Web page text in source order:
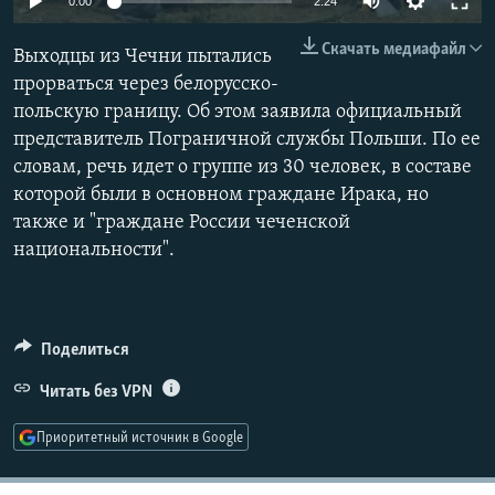
РАСПИСАНИЕ ВЕЩАНИЯ
ПОДПИШИТЕСЬ НА РАССЫЛКУ
СОЦИАЛЬНЫЕ СЕТИ
Скачать медиафайл
Выходцы из Чечни пытались
прорваться через белорусско-
польскую границу. Об этом заявила официальный
представитель Пограничной службы Польши. По ее
словам, речь идет о группе из 30 человек, в составе
которой были в основном граждане Ирака, но
также и "граждане России чеченской
национальности".
Поделиться
Читать без VPN
Приоритетный источник в Google